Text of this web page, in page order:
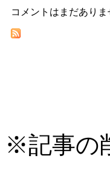
コメントはまだありま
※記事の